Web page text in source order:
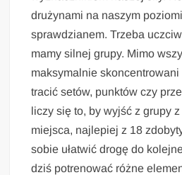
drużynami na naszym
sprawdzianem. Trzeba
mamy silnej grupy. Mimo
maksymalnie
tracić setów, punktów czy
liczy się to, by wyjść z grupy
miejsca, najlepiej z 18
sobie ułatwić drogę do
dziś potrenować różne